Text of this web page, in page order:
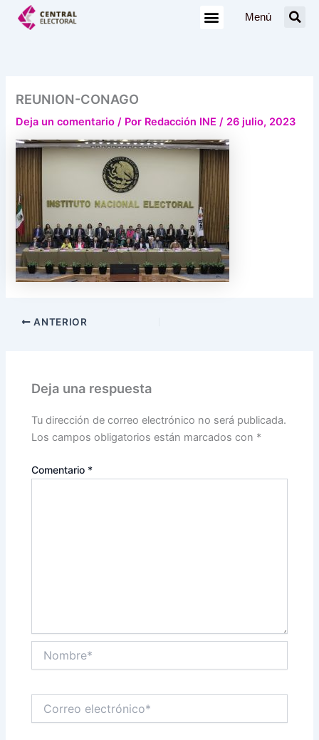
Menú
REUNION-CONAGO
Deja un comentario / Por Redacción INE/ 26 julio, 2023
ANTERIOR
Deja una respuesta
Tu dirección de correo electrónico no será publicada.
Los campos obligatorios están marcados con *
Comentario *
electrónico*